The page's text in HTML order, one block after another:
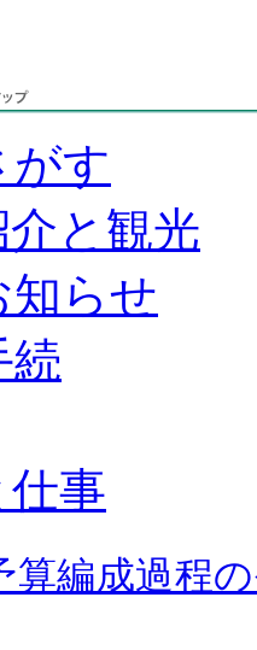
がす
と観光
知らせ
続
仕事
算編成過程